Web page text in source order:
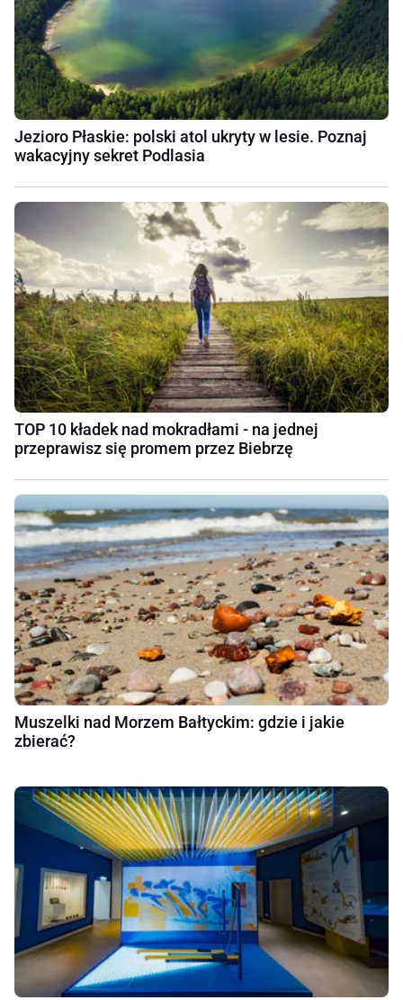
Jezioro Płaskie: polski atol ukryty w lesie. Poznaj
wakacyjny sekret Podlasia
TOP 10 kładek nad mokradłami - na jednej
przeprawisz się promem przez Biebrzę
Muszelki nad Morzem Bałtyckim: gdzie i jakie
zbierać?